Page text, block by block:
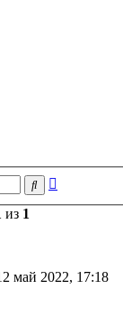
Поиск
из 1
май 2022, 17:18